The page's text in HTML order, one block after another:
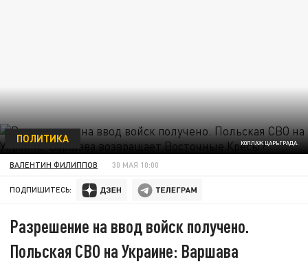
КОЛЛАЖ ЦАРЬГРАДА.
ПОЛИТИКА
ВАЛЕНТИН ФИЛИППОВ 30 МАЯ 10:00
ПОДПИШИТЕСЬ:
Разрешение на ввод войск получено.
Польская СВО на Украине: Варшава